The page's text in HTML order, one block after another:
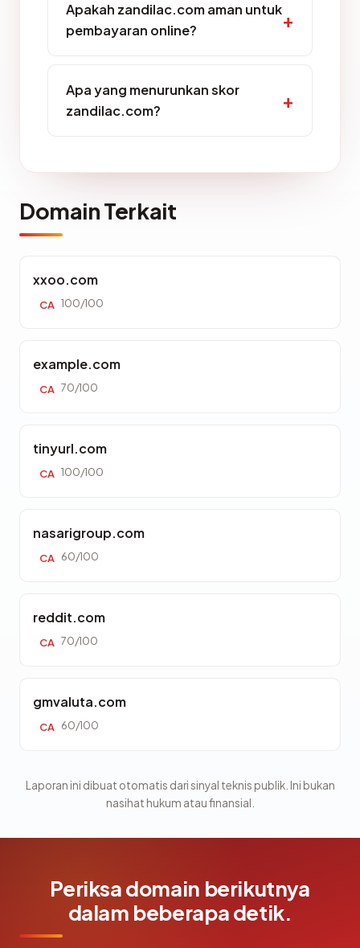
Apakah zandilac.com aman untuk
pembayaran online?
Apa yang menurunkan skor
zandilac.com?
Domain Terkait
xxoo.com
CA 100/100
example.com
CA 70/100
tinyurl.com
CA 100/100
nasarigroup.com
CA 60/100
reddit.com
CA 70/100
gmvaluta.com
CA 60/100
Laporan ini dibuat otomatis dari sinyal teknis publik. Ini bukan
nasihat hukum atau finansial.
Periksa domain berikutnya
dalam beberapa detik.